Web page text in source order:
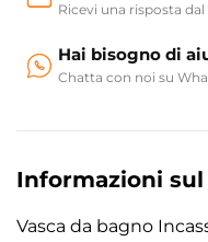
Ricevi una risposta
Hai bisogno di
Chatta con noi su
Informazioni
Vasca da bagno